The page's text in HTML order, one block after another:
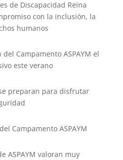
de Discapacidad Reina
con la inclusión, la
humanos
Campamento ASPAYM el
este verano
preparan para disfrutar
Campamento ASPAYM
ASPAYM valoran muy